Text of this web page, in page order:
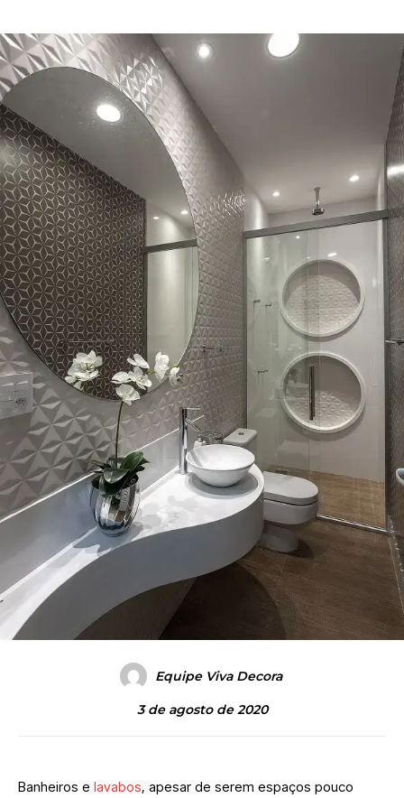
Equipe Viva Decora
3 de agosto de 2020
Banheiros e lavabos, apesar de serem espaços pouco